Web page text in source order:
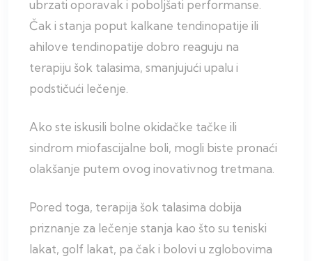
ubrzati oporavak i poboljšati performanse.
Čak i stanja poput kalkane tendinopatije ili
ahilove tendinopatije dobro reaguju na
terapiju šok talasima, smanjujući upalu i
podstičući lečenje.
Ako ste iskusili bolne okidačke tačke ili
sindrom miofascijalne boli, mogli biste pronaći
olakšanje putem ovog inovativnog tretmana.
Pored toga, terapija šok talasima dobija
priznanje za lečenje stanja kao što su teniski
lakat, golf lakat, pa čak i bolovi u zglobovima